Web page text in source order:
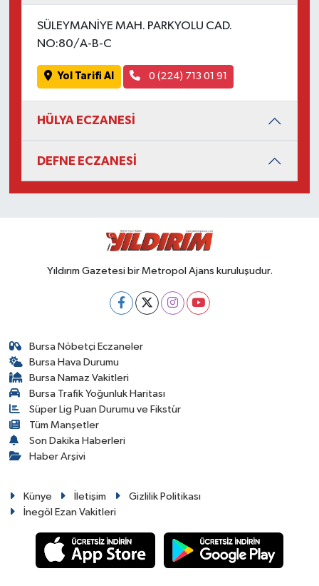
SÜLEYMANİYE MAH. PARKYOLU CAD.
NO:80/A-B-C
Yol Tarifi Al 0 (224) 713 01 91
HÜLYA ECZANESİ
DEFNE ECZANESİ
Yıldırım Gazetesi bir Metropol Ajans kuruluşudur.
Bursa Nöbetçi Eczaneler
Bursa Hava Durumu
Bursa Namaz Vakitleri
Bursa Trafik Yoğunluk Haritası
Süper Lig Puan Durumu ve Fikstür
Tüm Manşetler
Son Dakika Haberleri
Haber Arşivi
Künye İletişim
Gizlilik Politikası
İnegöl Ezan Vakitleri